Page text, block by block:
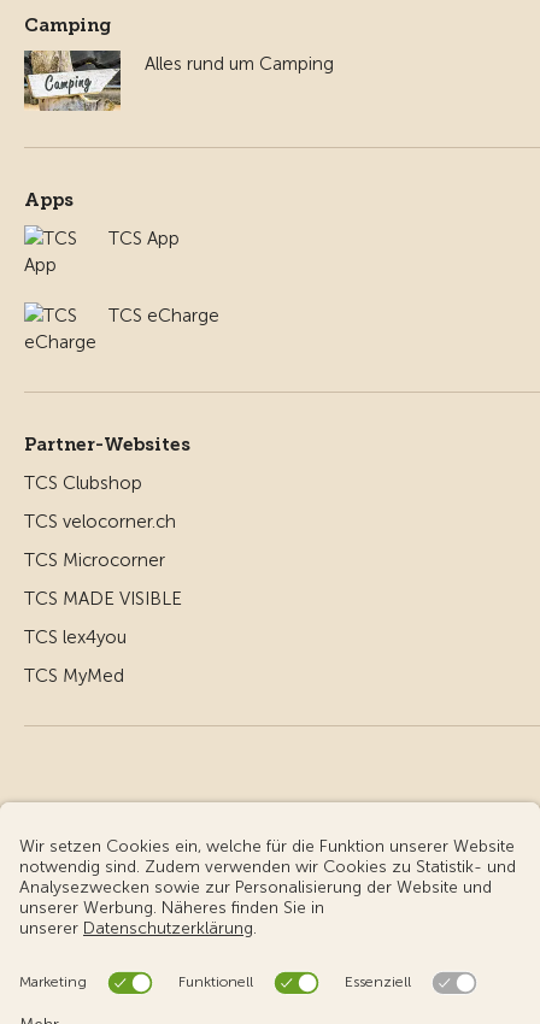
Camping
Alles rund um Camping
Apps
TCS App
TCS eCharge
Partner-Websites
TCS Clubshop
TCS velocorner.ch
TCS Microcorner
TCS MADE VISIBLE
TCS lex4you
TCS MyMed
© Touring Club Schweiz
Benutzungsbedingungen - rechtliche Informationen